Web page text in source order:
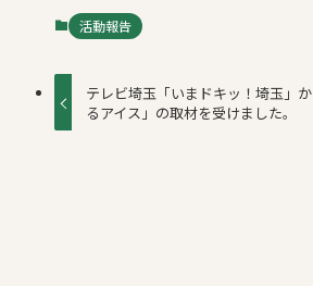
活動報告
テレビ埼玉「いまドキッ！埼玉」
るアイス」の取材を受けました。